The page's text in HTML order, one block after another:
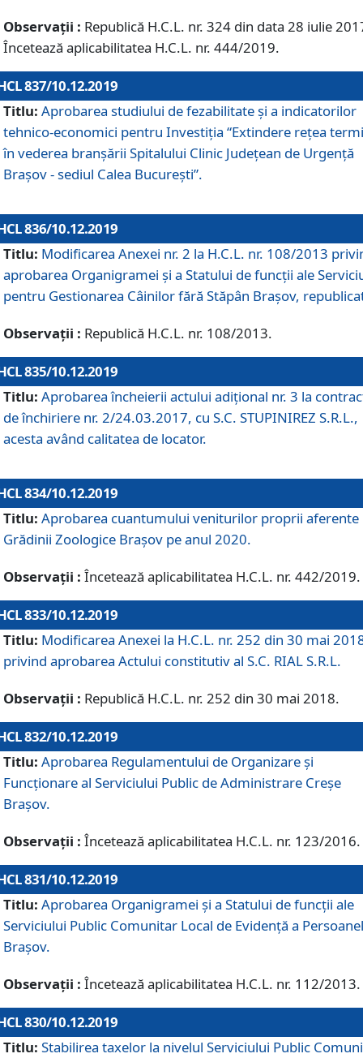
Observații : Republică H.C.L. nr. 324 din data 28 iulie
Încetează aplicabilitatea H.C.L. nr. 444/2019.
837/10.12.2019
Titlu: Aprobarea studiului de fezabilitate și a indicatorilor
tehnico-economici pentru Investiția “Extindere rețea
în vederea branșării Spitalului Clinic Județean de Urgență
Brașov - sediul Calea București”.
836/10.12.2019
Titlu: Modificarea Anexei nr. 2 la H.C.L. nr. 108/2013
aprobarea Organigramei şi a Statului de funcții ale
pentru Gestionarea Câinilor fără Stăpân Brașov,
Observații : Republică H.C.L. nr. 108/2013.
835/10.12.2019
Titlu: Aprobarea încheierii actului adițional nr. 3 la
de închiriere nr. 2/24.03.2017, cu S.C. STUPINIREZ S.R.L.,
acesta având calitatea de locator.
834/10.12.2019
Titlu: Aprobarea cuantumului veniturilor proprii aferente
Grădinii Zoologice Braşov pe anul 2020.
Observații : Încetează aplicabilitatea H.C.L. nr. 442/2019.
833/10.12.2019
Titlu: Modificarea Anexei la H.C.L. nr. 252 din 30 mai
privind aprobarea Actului constitutiv al S.C. RIAL S.R.L.
Observații : Republică H.C.L. nr. 252 din 30 mai 2018.
832/10.12.2019
Titlu: Aprobarea Regulamentului de Organizare și
Funcționare al Serviciului Public de Administrare Creșe
Brașov.
Observații : Încetează aplicabilitatea H.C.L. nr. 123/2016.
831/10.12.2019
Titlu: Aprobarea Organigramei și a Statului de funcții ale
Serviciului Public Comunitar Local de Evidență a
Brașov.
Observații : Încetează aplicabilitatea H.C.L. nr. 112/2013.
830/10.12.2019
Titlu: Stabilirea taxelor la nivelul Serviciului Public